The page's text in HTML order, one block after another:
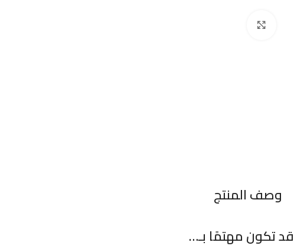
وصف المنتج
قد تكون مهتمًا بـ…